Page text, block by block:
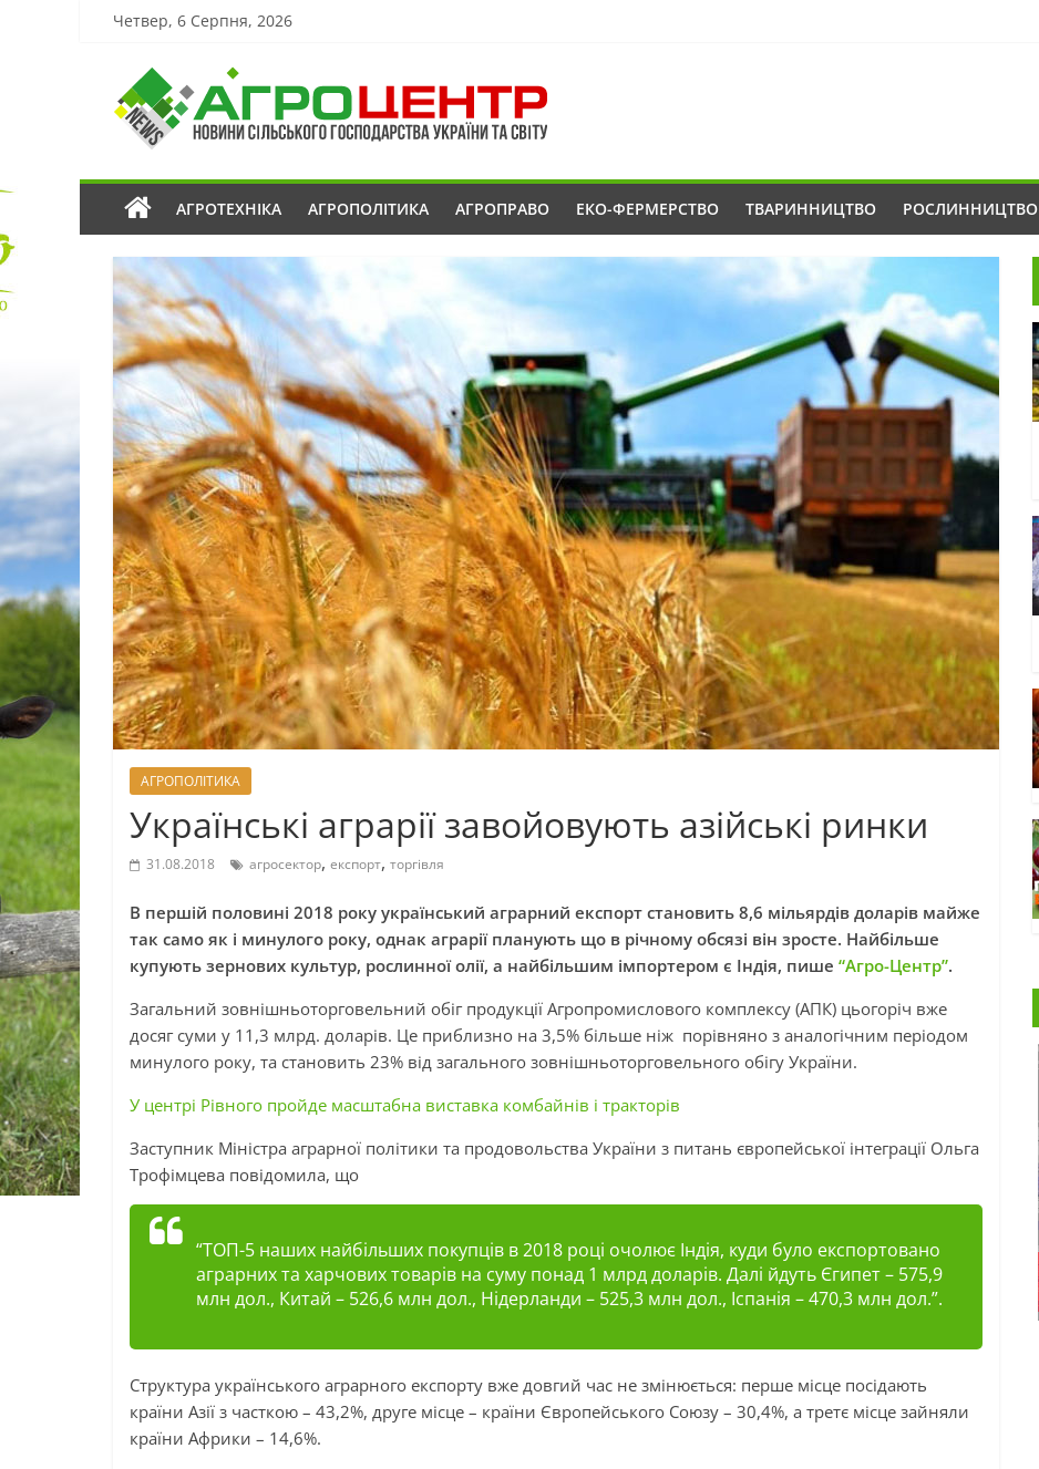
Четвер, 6 Серпня, 2026
АГРОТЕХНІКА АГРОПОЛІТИКА АГРОПРАВО ЕКО-ФЕРМЕРСТВО ТВАРИННИЦТВО РОСЛИННИЦТВО
АГРОПОЛІТИКА
Українські аграрії завойовують азійські ринки
31.08.2018 агросектор, експорт, торгівля
В першій половині 2018 року український аграрний експорт становить 8,6 мільярдів доларів майже
так само як і минулого року, однак аграрії планують що в річному обсязі він зросте. Найбільше
купують зернових культур, рослинної олії, а найбільшим імпортером є Індія, пише “Агро-Центр”.
Загальний зовнішньоторговельний обіг продукції Агропромислового комплексу (АПК) цьогоріч вже
досяг суми у 11,3 млрд. доларів. Це приблизно на 3,5% більше ніж порівняно з аналогічним періодом
минулого року, та становить 23% від загального зовнішньоторговельного обігу України.
У центрі Рівного пройде масштабна виставка комбайнів і тракторів
Заступник Міністра аграрної політики та продовольства України з питань європейської інтеграції Ольга
Трофімцева повідомила, що
“ТОП-5 наших найбільших покупців в 2018 році очолює Індія, куди було експортовано
аграрних та харчових товарів на суму понад 1 млрд доларів. Далі йдуть Єгипет – 575,9
млн дол., Китай – 526,6 млн дол., Нідерланди – 525,3 млн дол., Іспанія – 470,3 млн дол.”.
Структура українського аграрного експорту вже довгий час не змінюється: перше місце посідають
країни Азії з часткою – 43,2%, друге місце – країни Європейського Союзу – 30,4%, а третє місце зайняли
країни Африки – 14,6%.